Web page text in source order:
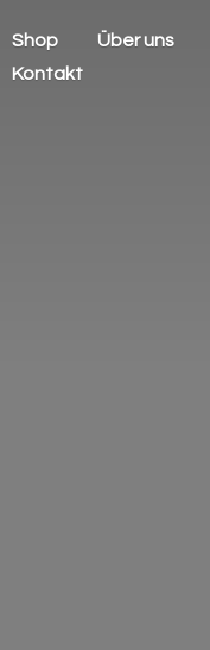
Shop Über uns
Kontakt